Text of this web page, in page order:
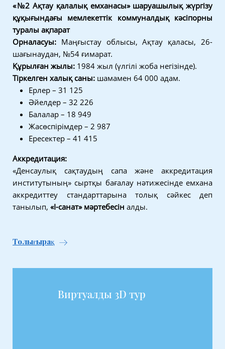
«№2 Ақтау қалалық емханасы» шаруашылық жүргізу
құқығындағы мемлекеттік коммуналдық кәсіпорны
туралы ақпарат
Орналасуы: Маңғыстау облысы, Ақтау қаласы, 26-
шағынаудан, №54 ғимарат.
Құрылған жылы: 1984 жыл (үлгілі жоба негізінде).
Тіркелген халық саны: шамамен 64 000 адам.
Ерлер – 31 125
Әйелдер – 32 226
Балалар – 18 949
Жасөспірімдер – 2 987
Ересектер – 41 415
Аккредитация:
«Денсаулық сақтаудың сапа және аккредитация
институтының» сыртқы бағалау нәтижесінде емхана
аккредиттеу стандарттарына толық сәйкес деп
танылып, «I-санат» мәртебесін алды.
Толығырақ
Виртуалды 3D тур